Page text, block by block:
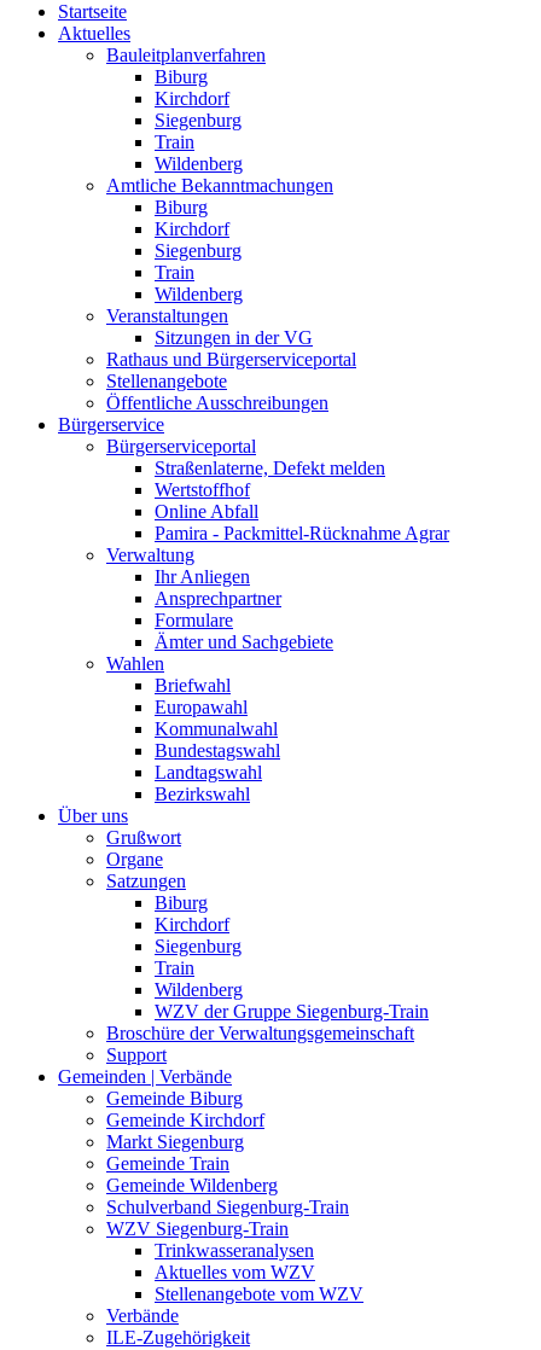
Startseite
Aktuelles
Bauleitplanverfahren
Biburg
Kirchdorf
Siegenburg
Train
Wildenberg
Amtliche Bekanntmachungen
Biburg
Kirchdorf
Siegenburg
Train
Wildenberg
Veranstaltungen
Sitzungen in der VG
Rathaus und Bürgerserviceportal
Stellenangebote
Öffentliche Ausschreibungen
Bürgerservice
Bürgerserviceportal
Straßenlaterne, Defekt melden
Wertstoffhof
Online Abfall
Pamira - Packmittel-Rücknahme Agrar
Verwaltung
Ihr Anliegen
Ansprechpartner
Formulare
Ämter und Sachgebiete
Wahlen
Briefwahl
Europawahl
Kommunalwahl
Bundestagswahl
Landtagswahl
Bezirkswahl
Über uns
Grußwort
Organe
Satzungen
Biburg
Kirchdorf
Siegenburg
Train
Wildenberg
WZV der Gruppe Siegenburg-Train
Broschüre der Verwaltungsgemeinschaft
Support
Gemeinden | Verbände
Gemeinde Biburg
Gemeinde Kirchdorf
Markt Siegenburg
Gemeinde Train
Gemeinde Wildenberg
Schulverband Siegenburg-Train
WZV Siegenburg-Train
Trinkwasseranalysen
Aktuelles vom WZV
Stellenangebote vom WZV
Verbände
ILE-Zugehörigkeit